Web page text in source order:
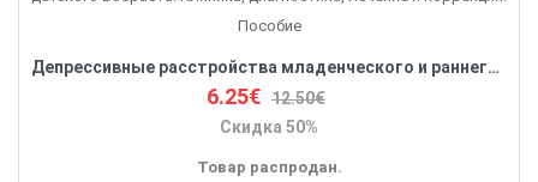
Депрессивные расстройства младенческого и раннего детского возраста. Клиника, диагностика, лечение и коррекция. Пособие
6.25€ 12.50€
Скидка 50%
Товар распродан.